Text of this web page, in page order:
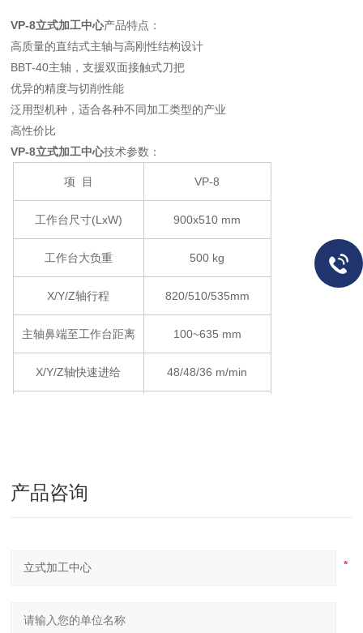
VP-8立式加工中心产品特点：
高质量的直结式主轴与高刚性结构设计
BBT-40主轴，支援双面接触式刀把
优异的精度与切削性能
泛用型机种，适合各种不同加工类型的产业
高性价比
VP-8立式加工中心技术参数：
项 目 VP-8
工作台尺寸(LxW) 900x510 mm
工作台大负重 500 kg
X/Y/Z轴行程 820/510/535mm
主轴鼻端至工作台距离 100~635 mm
X/Y/Z轴快速进给 48/48/36 m/min
主轴马达
刀具容量
产品咨询